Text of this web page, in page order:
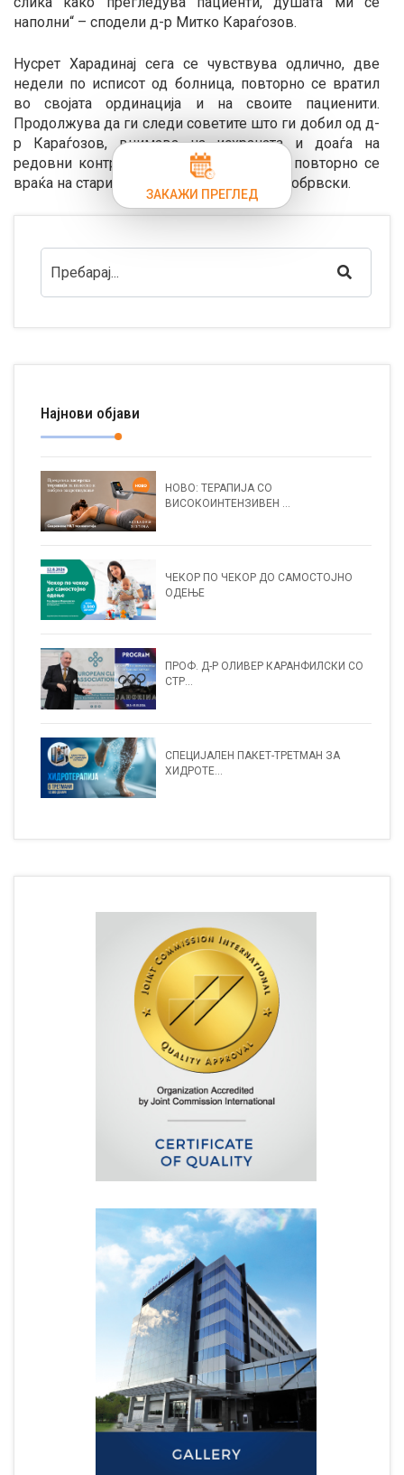
наполни“ – сподели д-р Митко Караѓозов.
Нусрет Харадинај сега се чувствува одлично, две
недели по исписот од болница, повторно се вратил
во својата ординација и на своите пациенити.
Продолжува да ги следи советите што ги добил од д-
р Караѓозов, внимава на исхраната и доаѓа на
редовни контроли. Полека, но сигурно повторно се
враќа на стариот живот и секојдневните обрвски.
Најнови објави
НОВО: ТЕРАПИЈА СО
ВИСОКОИНТЕНЗИВЕН ...
ЧЕКОР ПО ЧЕКОР ДО САМОСТОЈНО
ОДЕЊЕ
ПРОФ. Д-Р ОЛИВЕР КАРАНФИЛСКИ СО
СТР...
СПЕЦИЈАЛЕН ПАКЕТ-ТРЕТМАН ЗА
ХИДРОТЕ...
ЗАКАЖИ ПРЕГЛЕД